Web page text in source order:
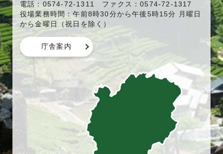
電話：0574-72-1311 ファクス：0574-72-1317
役場業務時間：午前8時30分から午後5時15分 月曜日
から金曜日（祝日を除く）
庁舎案内